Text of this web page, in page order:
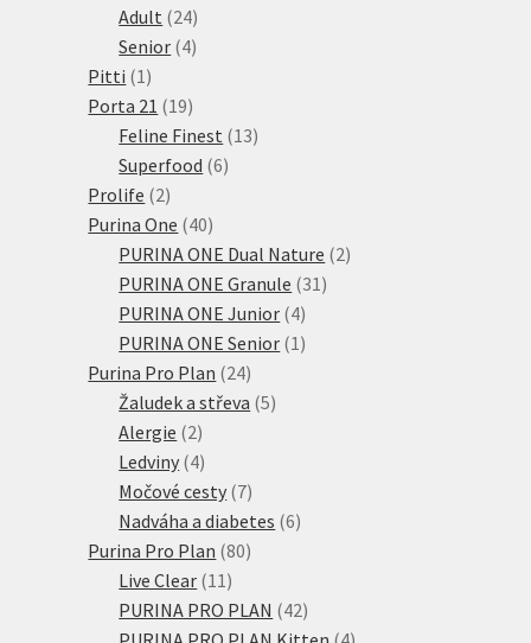
Adult 2424
produktů
Senior 44
Pitti 1 1
produkt
Porta 21 1919
produktů
Feline Finest 1313
Superfood 66
Prolife 22
produkty
Purina One 4040
produktů
PURINA ONE Dual Nature 22
PURINA ONE Granule 31 31
PURINA ONE Junior 44
produkty
PURINA ONE Senior 1 1
Purina Pro Plan 2424
produktů
Žaludek a střeva 55
Alergie 22
produkty
Ledviny 44
produkty
Močové cesty 77
produktů
Nadváha a diabetes 66
Purina Pro Plan 8080
Live Clear 11 11
produktů
PURINA PRO PLAN 4242
produktů
4